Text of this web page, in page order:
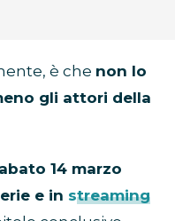
è che non lo
gli attori della
14 marzo
e in streaming